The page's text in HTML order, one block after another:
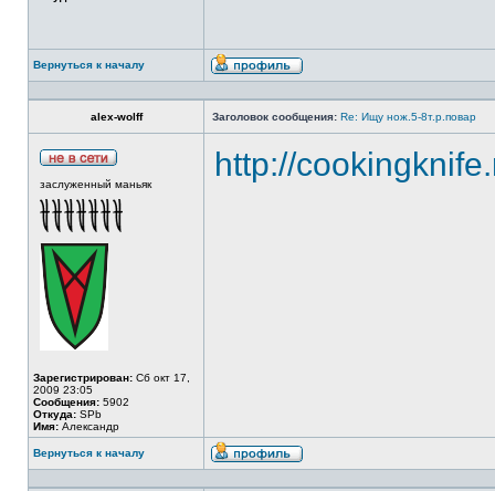
Вернуться к началу
alex-wolff Заголовок сообщения: Re: Ищу нож.5-8т.р.повар
заслуженный маньяк
Зарегистрирован: Сб окт 17,
2009 23:05
Сообщения: 5902
Откуда: SPb
Имя: Александр
http://
Вернуться к началу